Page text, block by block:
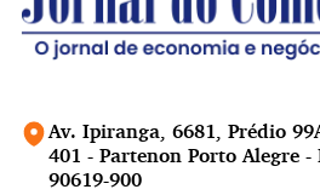
Av. Ipiranga, 6681, Prédio
401 - Partenon Porto Alegre -
90619-900